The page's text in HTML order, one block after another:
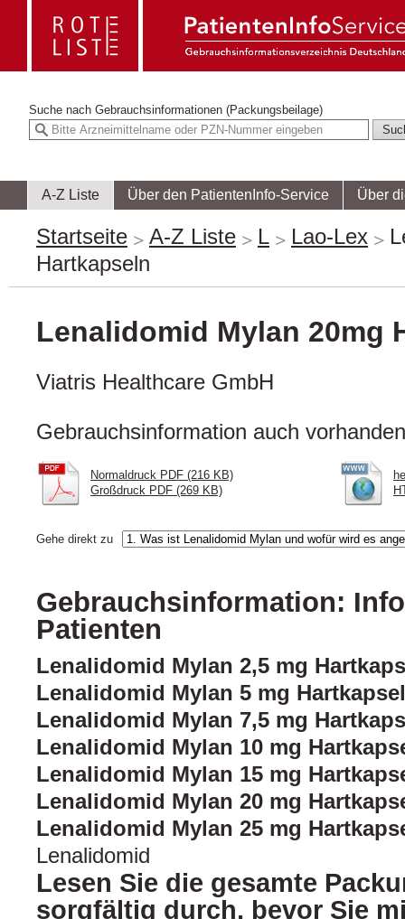
Suche nach Gebrauchsinformationen (Packungsbeilage)
A-Z Liste Über den PatientenInfo-Service Über
Startseite A-Z Liste L Lao-Lex
Hartkapseln
Lenalidomid Mylan 20mg
Viatris Healthcare GmbH
Gebrauchsinformation auch
Normaldruck PDF (216 KB)
Großdruck PDF (269 KB)
Gehe direkt zu
Gebrauchsinformation:
Patienten
Lenalidomid Mylan 2,5 mg
Lenalidomid Mylan 5 mg
Lenalidomid Mylan 7,5 mg
Lenalidomid Mylan 10 mg
Lenalidomid Mylan 15 mg
Lenalidomid Mylan 20 mg
Lenalidomid Mylan 25 mg
Lenalidomid
Lesen Sie die gesamte
sorgfältig durch, bevor Sie